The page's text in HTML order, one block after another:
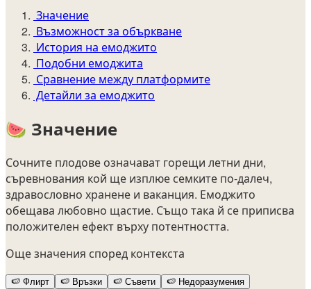
Значение
Възможност за объркване
История на емоджито
Подобни емоджита
Сравнение между платформите
Детайли за емоджито
🍉 Значение
Сочните плодове означават горещи летни дни,
съревнования кой ще изплюе семките по-далеч,
здравословно хранене и ваканция. Емоджито
обещава любовно щастие. Също така й се приписва
положителен ефект върху потентността.
Още значения според контекста
🍉 Флирт 🍉 Връзки 🍉 Съвети 🍉 Недоразумения